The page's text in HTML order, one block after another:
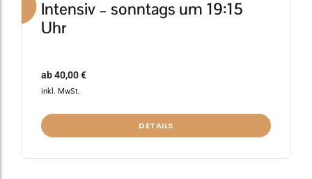
Intensiv – sonntags um 19:15
Uhr
ab40,00€
inkl. MwSt.
DETAILS